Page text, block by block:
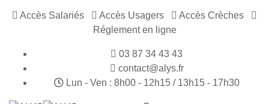
Accès Salariés Accès Usagers
Accès Crèches
Réglement en ligne
03 87 34 43 43
contact@alys.fr
Lun - Ven : 8h00 - 12h15 / 13h15 - 17h30